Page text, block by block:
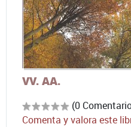
VV. AA.
(0
Comenta y valora este